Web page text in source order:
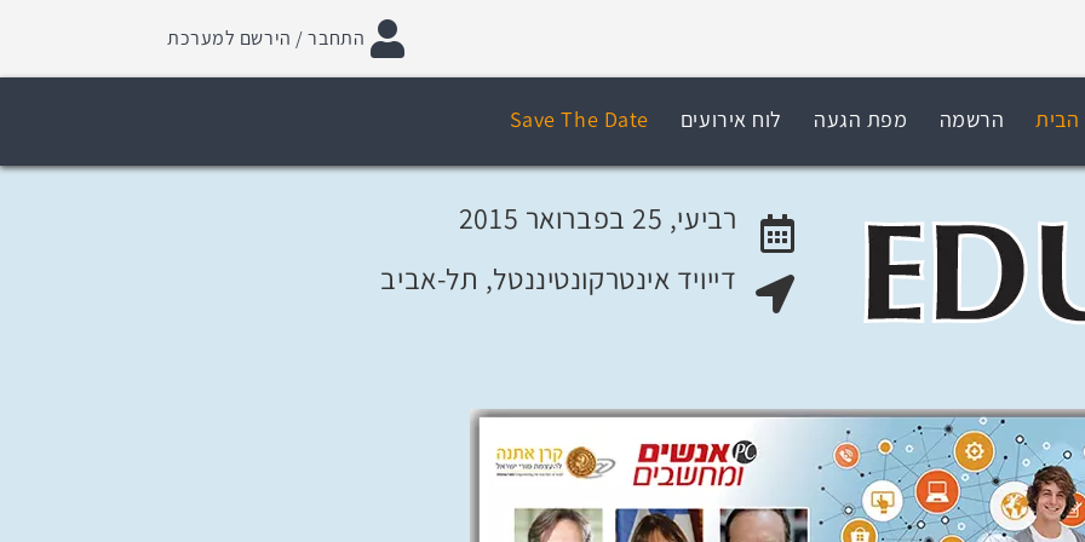
התחבר / הירשם למערכת
הרשמה מפת הגעה לוח אירועים Save The Date
האירוע יתקיים בתאריך
רביעי, 25 בפברואר 2015
דייויד אינטרקונטיננטל, תל-אביב